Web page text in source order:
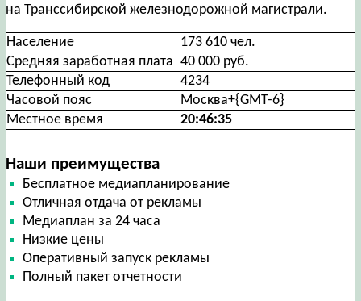
на Транссибирской железнодорожной магистрали.
Население
173 610 чел.
Средняя заработная плата 40 000 руб.
Телефонный код
4234
Часовой пояс
Москва+{GMT-6}
Местное время
20:46:36
Наши преимущества
Бесплатное медиапланирование
Отличная отдача от рекламы
Медиаплан за 24 часа
Низкие цены
Оперативный запуск рекламы
Полный пакет отчетности